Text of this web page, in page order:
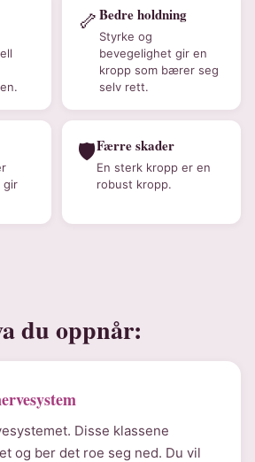
🦴Bedre holdning
Styrke og
bevegelighet gir en
kropp som bærer seg
selv rett.
gir
🛡️Færre skader
En sterk kropp er en
robust kropp.
du oppnår:
Disse klassene
og ber det roe seg ned. Du vil